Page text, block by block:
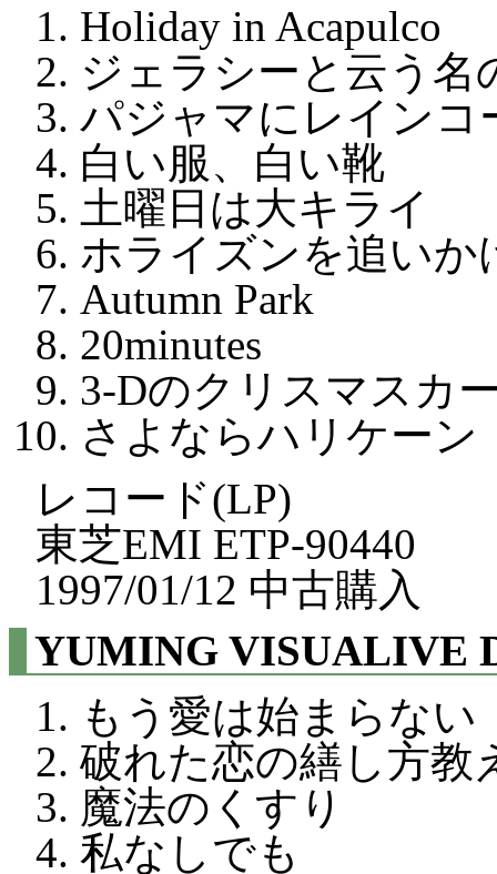
Holiday in Acapulco
ジェラシーと云う名
パジャマにレインコ
白い服、白い靴
土曜日は大キライ
ホライズンを追いか
Autumn Park
20minutes
3-Dのクリスマスカ
さよならハリケーン
レコード(LP)
東芝EMI ETP-90440
1997/01/12 中古購入
YUMING VISUALIVE
もう愛は始まらない
破れた恋の繕し方教
魔法のくすり
私なしでも